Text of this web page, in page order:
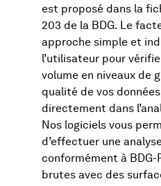
est proposé dans la
203 de la BDG. Le
approche simple et
l’utilisateur pour
volume en niveaux de
qualité de vos
directement dans
Nos logiciels vous
d’effectuer une
conformément à BDG-
brutes avec des